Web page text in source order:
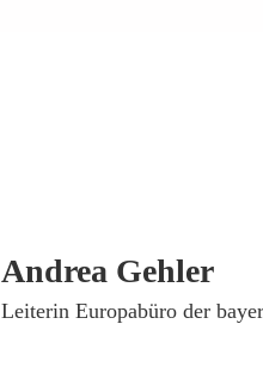
Andrea Gehler
­Leiterin Europabüro der